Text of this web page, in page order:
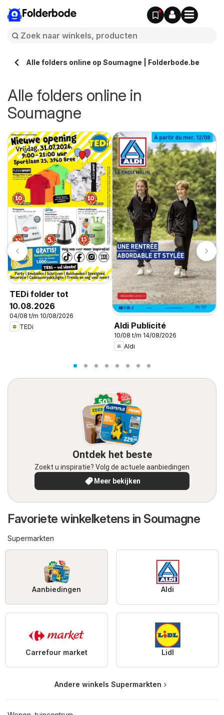
Folderbode
Alle folders online op Soumagne | Folderbode.be
Alle folders online in
Soumagne
TEDi folder tot
10.08.2026
04/08 t/m 10/08/2026
TEDi
Aldi Publicité
10/08 t/m 14/08/2026
Aldi
Ontdek het beste
Zoekt u inspiratie? Volg de actuele aanbiedingen
Meer bekijken
Favoriete winkelketens in Soumagne
Supermarkten
Aanbiedingen Aldi
Carrefour market Lidl
Andere winkels Supermarkten